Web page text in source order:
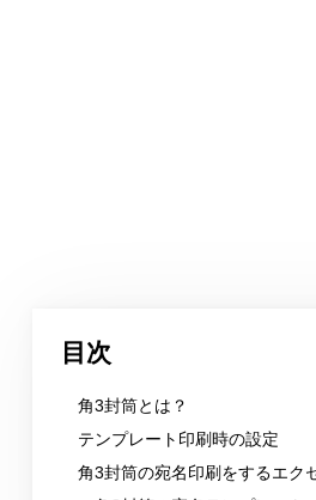
目次
角3封筒とは？
テンプレート印刷時の設定
角3封筒の宛名印刷をするエク